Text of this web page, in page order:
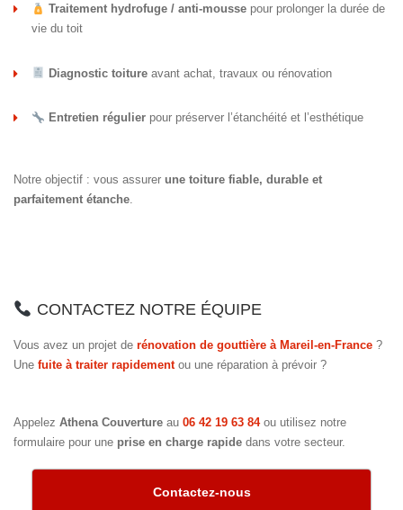
Traitement hydrofuge / anti-moussepour prolonger la durée de
vie du toit
Diagnostic toitureavant achat, travaux ou rénovation
Entretien régulierpour préserver l’étanchéité et l’esthétique
Notre objectif : vous assurer une toiture fiable, durable et
parfaitement étanche.
CONTACTEZ NOTRE ÉQUIPE
Vous avez un projet de rénovation de gouttière à Mareil-en-France ?
Une fuite à traiter rapidementou une réparation à prévoir ?
Appelez Athena Couverture au 06 42 19 63 84ou utilisez notre
formulaire pour une prise en charge rapide dans votre secteur.
Contactez-nous